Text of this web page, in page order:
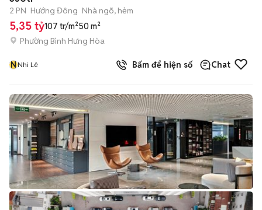
2 PN Hướng Đông Nhà ngõ, hẻm
5,35 tỷ107 tr/m²50 m²
Phường Bình Hưng Hòa
NNhi Lê Bấm để hiện số Chat